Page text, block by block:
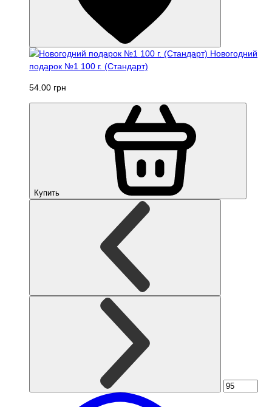
Новогодний
подарок №1 100 г. (Стандарт)
54.00 грн
Купить